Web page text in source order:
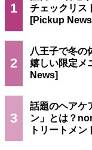
1
チェックリス
2
八王子で冬の
嬉しい限定メ
3
話題のヘアケ
ン」とは？
トリートメン